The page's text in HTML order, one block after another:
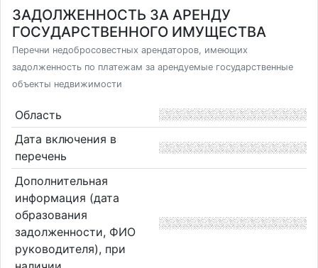
ЗАДОЛЖЕННОСТЬ ЗА АРЕНДУ
ГОСУДАРСТВЕННОГО ИМУЩЕСТВА
Перечни недобросовестных арендаторов, имеющих
задолженность по платежам за арендуемые государственные
объекты недвижимости
Область
Дата включения в
перечень
Дополнительная
информация (дата
образования
задолженности, ФИО
руководителя), при